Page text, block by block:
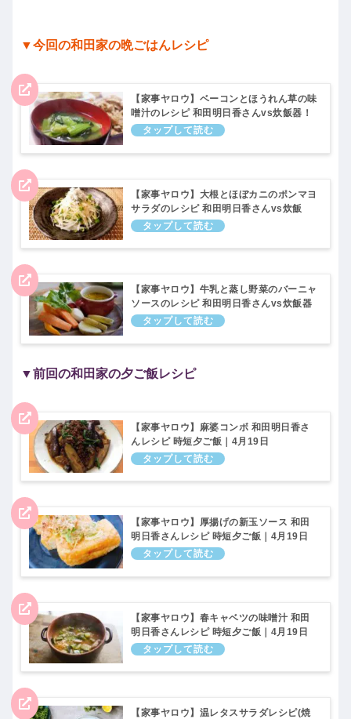
▼今回の和田家の晩ごはんレシピ
【家事ヤロウ】ベーコンとほうれん草の味
噌汁のレシピ 和田明日香さんvs炊飯器！
5月24日
【家事ヤロウ】大根とほぼカニのポンマヨ
サラダのレシピ 和田明日香さんvs炊飯
器！5月24日
【家事ヤロウ】牛乳と蒸し野菜のバーニャ
ソースのレシピ 和田明日香さんvs炊飯器
時短レシピ！5月24日
▼前回の和田家の夕ご飯レシピ
【家事ヤロウ】麻婆コンボ 和田明日香さ
んレシピ 時短夕ご飯｜4月19日
【家事ヤロウ】厚揚げの新玉ソース 和田
明日香さんレシピ 時短夕ご飯｜4月19日
【家事ヤロウ】春キャベツの味噌汁 和田
明日香さんレシピ 時短夕ご飯｜4月19日
【家事ヤロウ】温レタスサラダレシピ(焼